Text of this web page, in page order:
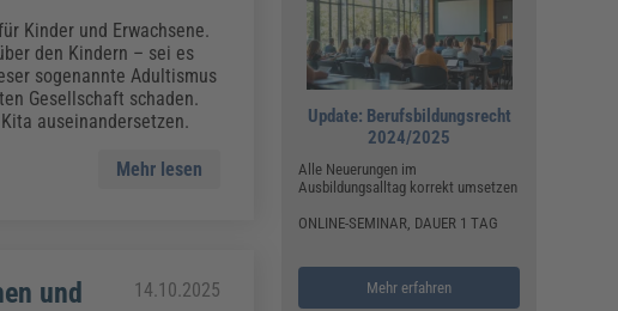
Kinder und Erwachsene.
den Kindern – sei es
sogenannte Adultismus
Gesellschaft schaden.
auseinandersetzen.
Mehr lesen
und
14.10.2025
Update: Berufsbildungsrecht
2024/2025
Alle Neuerungen im
Ausbildungsalltag korrekt umsetzen
ONLINE-SEMINAR, DAUER 1 TAG
Mehr erfahren